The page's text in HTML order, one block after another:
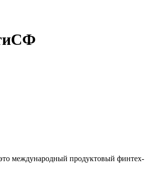
международный продуктовый финтех-